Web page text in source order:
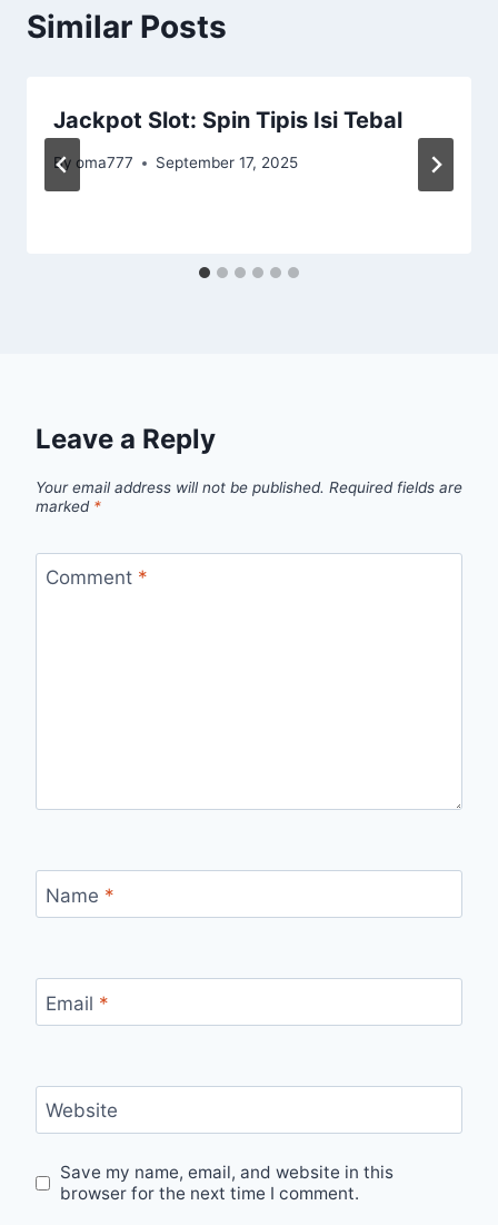
Similar Posts
Jackpot Slot: Spin Tipis Isi Tebal
By oma777 September 17, 2025
Leave a Reply
Your email address will not be published. Required fields are
marked *
Comment *
Name *
Email *
Website
Save my name, email, and website in this
browser for the next time I comment.